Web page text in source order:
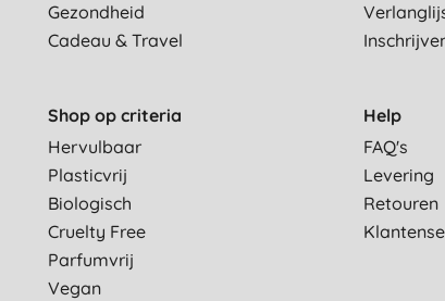
Gezondheid
Cadeau & Travel
Shop op criteria
Hervulbaar
Plasticvrij
Biologisch
Cruelty Free
Parfumvrij
Vegan
Help
FAQ's
Levering
Retouren